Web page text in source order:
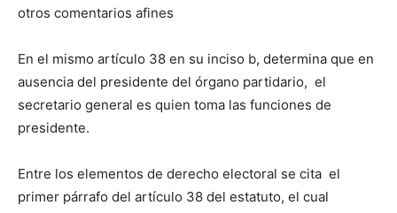
otros comentarios afines
En el mismo artículo 38 en su inciso b, determina que en
ausencia del presidente del órgano partidario, el
secretario general es quien toma las funciones de
presidente.
Entre los elementos de derecho electoral se cita el
primer párrafo del artículo 38 del estatuto, el cual